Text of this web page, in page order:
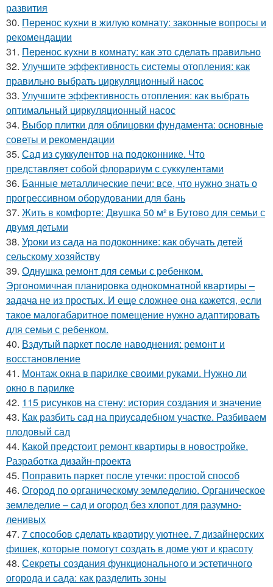
развития
30. Перенос кухни в жилую комнату: законные вопросы и
рекомендации
31. Перенос кухни в комнату: как это сделать правильно
32. Улучшите эффективность системы отопления: как
правильно выбрать циркуляционный насос
33. Улучшите эффективность отопления: как выбрать
оптимальный циркуляционный насос
34. Выбор плитки для облицовки фундамента: основные
советы и рекомендации
35. Сад из суккулентов на подоконнике. Что
представляет собой флорариум с суккулентами
36. Банные металлические печи: все, что нужно знать о
прогрессивном оборудовании для бань
37. Жить в комфорте: Двушка 50 м² в Бутово для семьи с
двумя детьми
38. Уроки из сада на подоконнике: как обучать детей
сельскому хозяйству
39. Однушка ремонт для семьи с ребенком.
Эргономичная планировка однокомнатной квартиры –
задача не из простых. И еще сложнее она кажется, если
такое малогабаритное помещение нужно адаптировать
для семьи с ребенком.
40. Вздутый паркет после наводнения: ремонт и
восстановление
41. Монтаж окна в парилке своими руками. Нужно ли
окно в парилке
42. 115 рисунков на стену: история создания и значение
43. Как разбить сад на приусадебном участке. Разбиваем
плодовый сад
44. Какой предстоит ремонт квартиры в новостройке.
Разработка дизайн-проекта
45. Поправить паркет после утечки: простой способ
46. Огород по органическому земледелию. Органическое
земледелие – сад и огород без хлопот для разумно-
ленивых
47. 7 способов сделать квартиру уютнее. 7 дизайнерских
фишек, которые помогут создать в доме уют и красоту
48. Секреты создания функционального и эстетичного
огорода и сада: как разделить зоны